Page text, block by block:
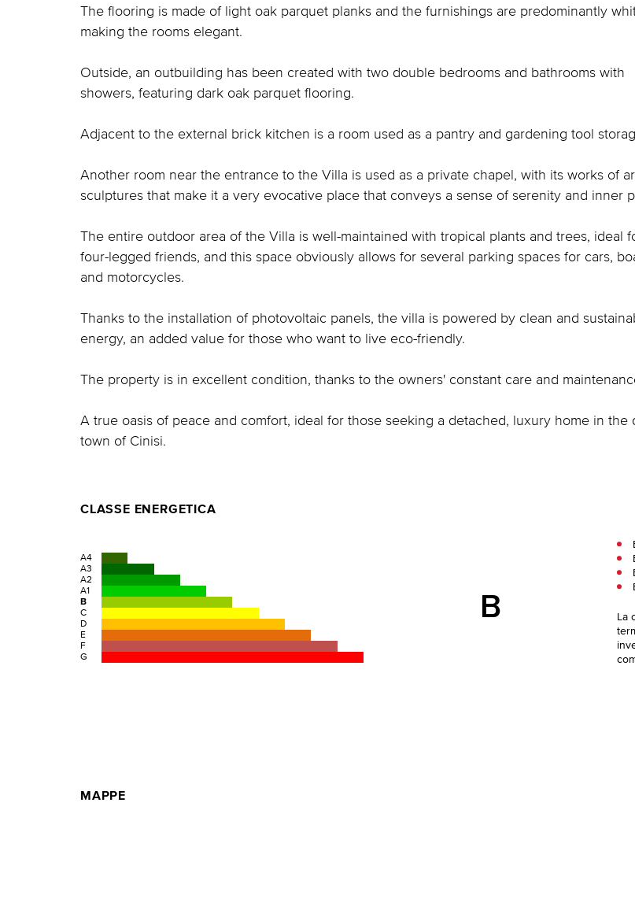
The flooring is made of light oak parquet planks and the furnishings are predominantly
making the rooms elegant.
Outside, an outbuilding has been created with two double bedrooms and bathrooms with
showers, featuring dark oak parquet flooring.
Adjacent to the external brick kitchen is a room used as a pantry and gardening tool
Another room near the entrance to the Villa is used as a private chapel, with its works of
sculptures that make it a very evocative place that conveys a sense of serenity and inner
The entire outdoor area of the Villa is well-maintained with tropical plants and trees, ideal
four-legged friends, and this space obviously allows for several parking spaces for cars,
and motorcycles.
Thanks to the installation of photovoltaic panels, the villa is powered by clean and
energy, an added value for those who want to live eco-friendly.
The property is in excellent condition, thanks to the owners' constant care and
A true oasis of peace and comfort, ideal for those seeking a detached, luxury home in the
town of Cinisi.
CLASSE ENERGETICA
A4
A3
A2
A1
B
C
D
E
F
G
B
La
MAPPE